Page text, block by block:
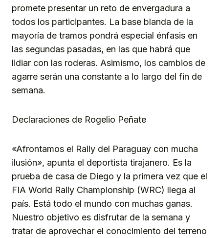
promete presentar un reto de envergadura a
todos los participantes. La base blanda de la
mayoría de tramos pondrá especial énfasis en
las segundas pasadas, en las que habrá que
lidiar con las roderas. Asimismo, los cambios de
agarre serán una constante a lo largo del fin de
semana.
Declaraciones de Rogelio Peñate
«Afrontamos el Rally del Paraguay con mucha
ilusión», apunta el deportista tirajanero. Es la
prueba de casa de Diego y la primera vez que el
FIA World Rally Championship (WRC) llega al
país. Está todo el mundo con muchas ganas.
Nuestro objetivo es disfrutar de la semana y
tratar de aprovechar el conocimiento del terreno